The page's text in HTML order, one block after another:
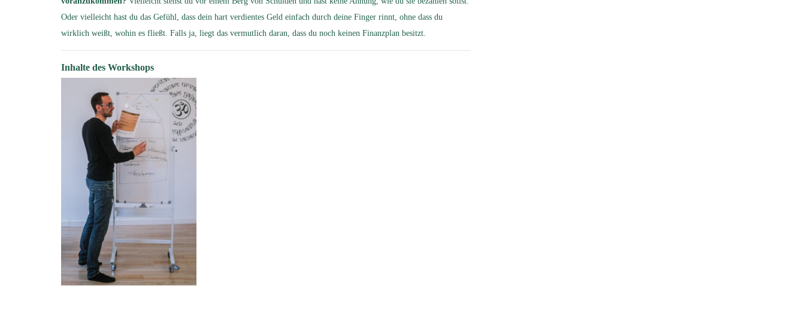
Oder vielleicht hast du das Gefühl, dass dein hart verdientes Geld einfach durch deine Finger rinnt, ohne dass du
wirklich weißt, wohin es fließt. Falls ja, liegt das vermutlich daran, dass du noch keinen Finanzplan besitzt.
Inhalte des Workshops